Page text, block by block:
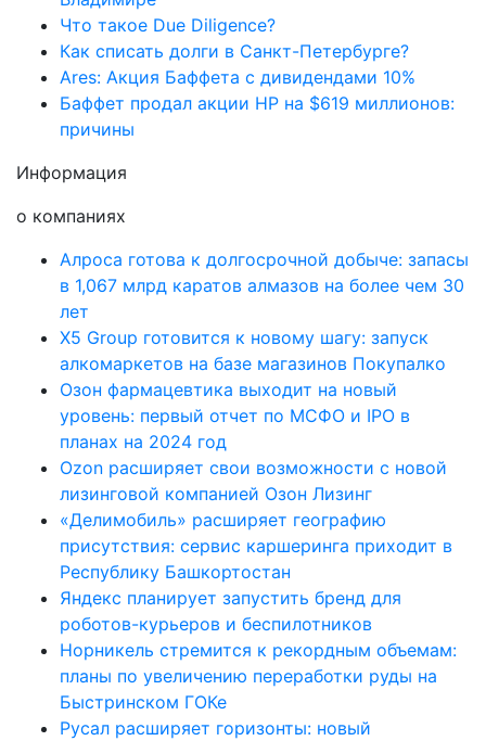
Что такое Due Diligence?
Как списать долги в Санкт-Петербурге?
Ares: Акция Баффета с дивидендами 10%
Баффет продал акции HP на $619 миллионов:
причины
Информация
о компаниях
Алроса готова к долгосрочной добыче: запасы
в 1,067 млрд каратов алмазов на более чем 30
лет
X5 Group готовится к новому шагу: запуск
алкомаркетов на базе магазинов Покупалко
Озон фармацевтика выходит на новый
уровень: первый отчет по МСФО и IPO в
планах на 2024 год
Ozon расширяет свои возможности с новой
лизинговой компанией Озон Лизинг
«Делимобиль» расширяет географию
присутствия: сервис каршеринга приходит в
Республику Башкортостан
Яндекс планирует запустить бренд для
роботов-курьеров и беспилотников
Норникель стремится к рекордным объемам:
планы по увеличению переработки руды на
Быстринском ГОКе
Русал расширяет горизонты: новый